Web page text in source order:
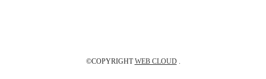
©COPYRIGHTWEB CLOUD.